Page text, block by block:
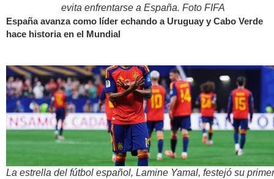
evita enfrentarse a España. Foto FIFA
España avanza como líder echando a Uruguay y Cabo Verde
hace historia en el Mundial
La estrella del fútbol español, Lamine Yamal, festejó su